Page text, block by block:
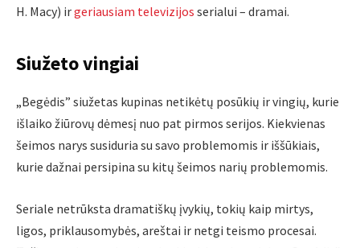
H. Macy) irgeriausiam televizijos serialui – dramai.
Siužeto vingiai
„Begėdis” siužetas kupinas netikėtų posūkių ir vingių, kurie
išlaiko žiūrovų dėmesį nuo pat pirmos serijos. Kiekvienas
šeimos narys susiduria su savo problemomis ir iššūkiais,
kurie dažnai persipina su kitų šeimos narių problemomis.
Seriale netrūksta dramatiškų įvykių, tokių kaip mirtys,
ligos, priklausomybės, areštai ir netgi teismo procesai.